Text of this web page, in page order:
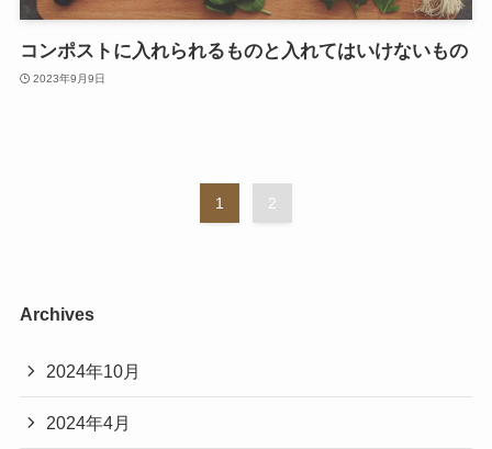
コンポストに入れられるものと入れてはいけないもの
2023年9月9日
1 2
Archives
2024年10月
2024年4月